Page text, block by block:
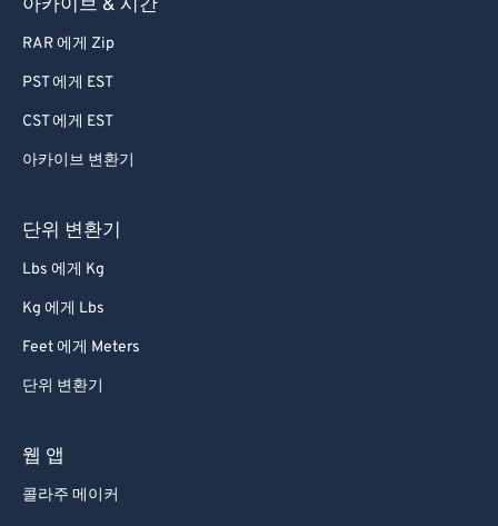
아카이브 & 시간
RAR 에게 Zip
PST 에게 EST
CST 에게 EST
아카이브 변환기
단위 변환기
Lbs 에게 Kg
Kg 에게 Lbs
Feet 에게 Meters
단위 변환기
웹 앱
콜라주 메이커